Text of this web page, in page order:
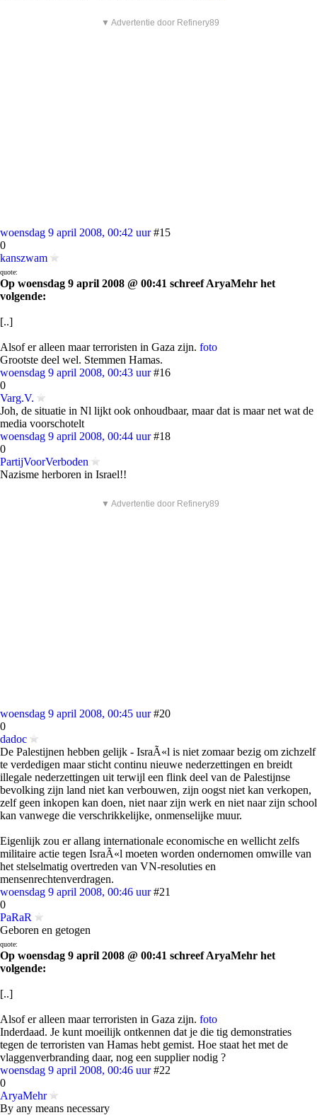
▼ Advertentie door Refinery89
woensdag 9 april 2008, 00:42 uur #15
0
kanszwam
quote:
Op woensdag 9 april 2008 @ 00:41 schreef AryaMehr het
volgende:
[..]
Alsof er alleen maar terroristen in Gaza zijn. foto
Grootste deel wel. Stemmen Hamas.
woensdag 9 april 2008, 00:43 uur #16
0
Varg.V.
Joh, de situatie in Nl lijkt ook onhoudbaar, maar dat is maar net wat de
media voorschotelt
woensdag 9 april 2008, 00:44 uur #18
0
PartijVoorVerboden
Nazisme herboren in Israel!!
▼ Advertentie door Refinery89
woensdag 9 april 2008, 00:45 uur #20
0
dadoc
De Palestijnen hebben gelijk - IsraÃ«l is niet zomaar bezig om zichzelf
te verdedigen maar sticht continu nieuwe nederzettingen en breidt
illegale nederzettingen uit terwijl een flink deel van de Palestijnse
bevolking zijn land niet kan verbouwen, zijn oogst niet kan verkopen,
zelf geen inkopen kan doen, niet naar zijn werk en niet naar zijn school
kan vanwege die verschrikkelijke, onmenselijke muur.
Eigenlijk zou er allang internationale economische en wellicht zelfs
militaire actie tegen IsraÃ«l moeten worden ondernomen omwille van
het stelselmatig overtreden van VN-resoluties en
mensenrechtenverdragen.
woensdag 9 april 2008, 00:46 uur #21
0
PaRaR
Geboren en getogen
quote:
Op woensdag 9 april 2008 @ 00:41 schreef AryaMehr het
volgende:
[..]
Alsof er alleen maar terroristen in Gaza zijn. foto
Inderdaad. Je kunt moeilijk ontkennen dat je die tig demonstraties
tegen de terroristen van Hamas hebt gemist. Hoe staat het met de
vlaggenverbranding daar, nog een supplier nodig ?
woensdag 9 april 2008, 00:46 uur #22
0
AryaMehr
By any means necessary